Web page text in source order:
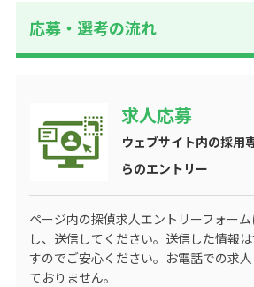
応募・選考の流れ
求人応募
ウェブサイト内の採用
らのエントリー
ページ内の探偵求人エントリーフォー
し、送信してください。送信した情報
すのでご安心ください。お電話での求
ておりません。